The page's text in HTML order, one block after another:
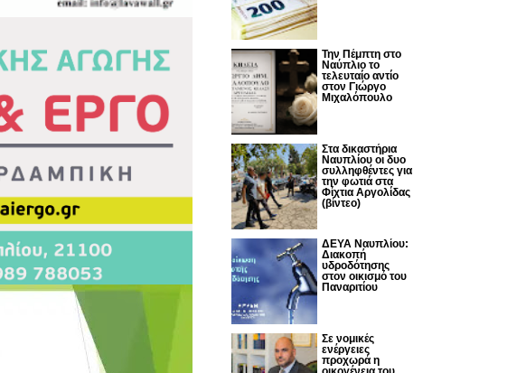
Την Πέμπτη στο
Ναύπλιο το
τελευταίο αντίο
στον Γιώργο
Μιχαλόπουλο
Στα δικαστήρια
Ναυπλίου οι δυο
συλληφθέντες για
την φωτιά στα
Φίχτια Αργολίδας
(βίντεο)
ΔΕΥΑ Ναυπλίου:
Διακοπή
υδροδότησης
στον οικισμό του
Παναριτίου
Σε νομικές
ενέργειες
προχωρά η